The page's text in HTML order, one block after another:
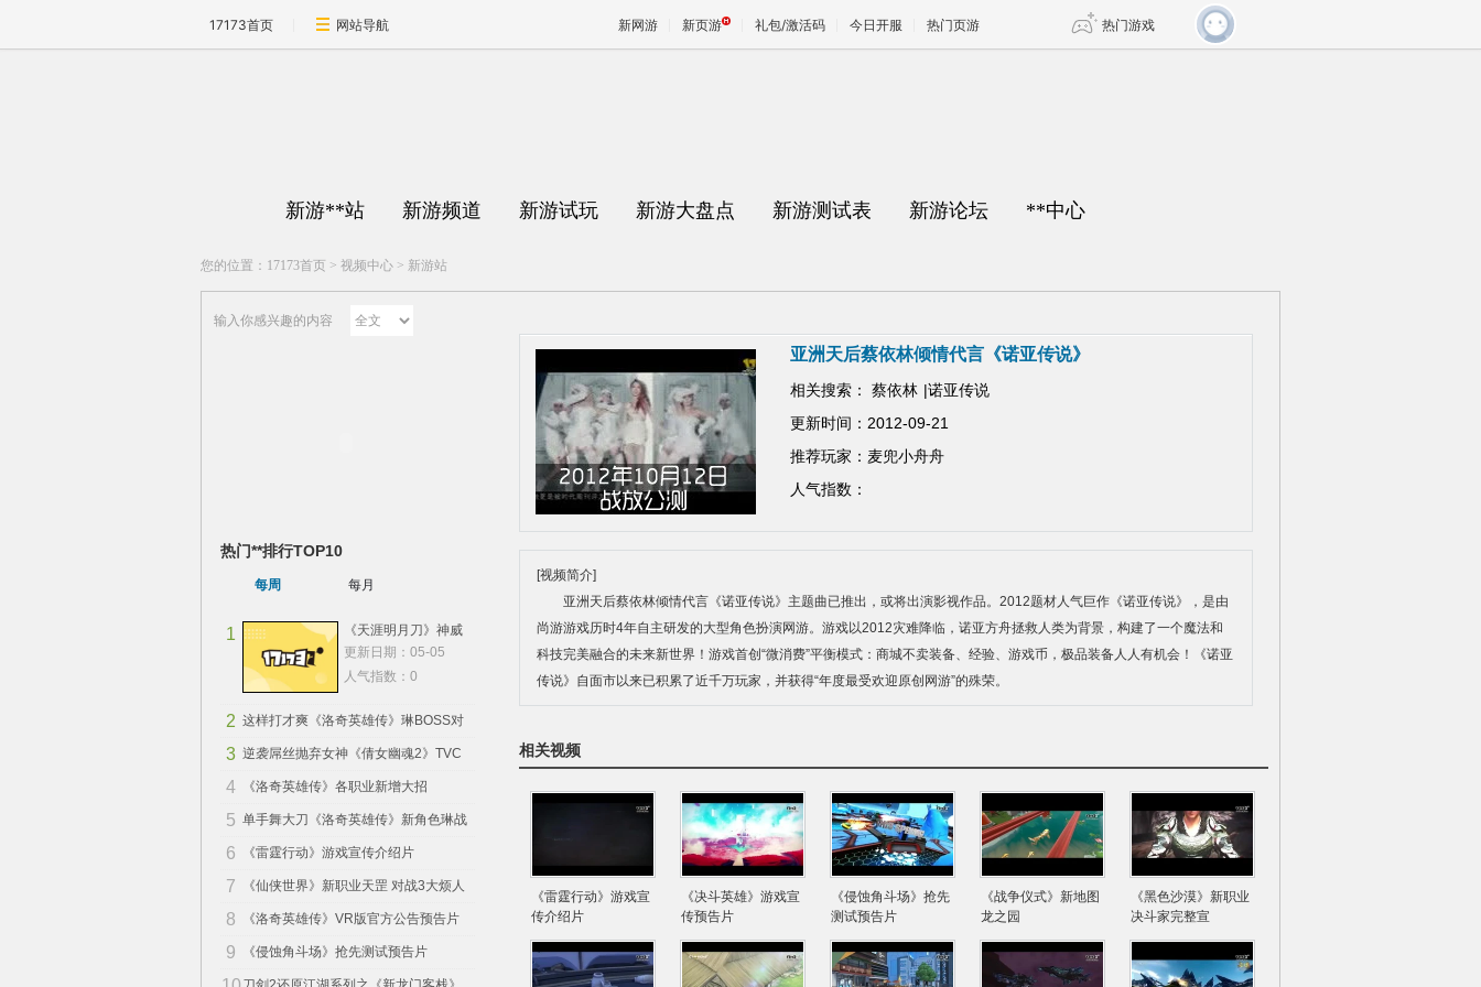
17173首页 网站导航 新网游 新页游 礼包/激活码 今日开服 热门页游 热门游戏
天堂 剑网3旗舰版
新游**站 新游频道 新游试玩 新游大盘点 新游测试表 新游论坛 **中心
您的位置： 17173首页 > 视频中心 > 新游站
热门**排行TOP10
每周 每月
1
《天涯明月刀》神威
太白等职业技能展示
更新日期：05-05
人气指数：0
2 这样打才爽《洛奇英雄传》琳BOSS对
战视频
3 逆袭屌丝抛弃女神《倩女幽魂2》TVC
曝光
4 《洛奇英雄传》各职业新增大招
5 单手舞大刀《洛奇英雄传》新角色琳战
斗
6 《雷霆行动》游戏宣传介绍片
7 《仙侠世界》新职业天罡 对战3大烦人
职业
8 《洛奇英雄传》VR版官方公告预告片
9 《侵蚀角斗场》抢先测试预告片
亚洲天后蔡依林倾情代言《诺亚传说》
相关搜索： 蔡依林 |诺亚传说
更新时间：2012-09-21
推荐玩家：麦兜小舟舟
人气指数：
[视频简介]
亚洲天后蔡依林倾情代言《诺亚传说》主题曲已推出，或将出演影视作品。2012题材人气巨作《诺亚传说》，是由
尚游游戏历时4年自主研发的大型角色扮演网游。游戏以2012灾难降临，诺亚方舟拯救人类为背景，构建了一个魔法和
科技完美融合的未来新世界！游戏首创“微消费”平衡模式：商城不卖装备、经验、游戏币，极品装备人人有机会！《诺亚
传说》自面市以来已积累了近千万玩家，并获得“年度最受欢迎原创网游”的殊荣。
相关视频
《雷霆行动》游戏宣
传介绍片
《决斗英雄》游戏宣
传预告片
《侵蚀角斗场》抢先
测试预告片
《战争仪式》新地图
龙之园
《黑色沙漠》新职业
决斗家完整宣